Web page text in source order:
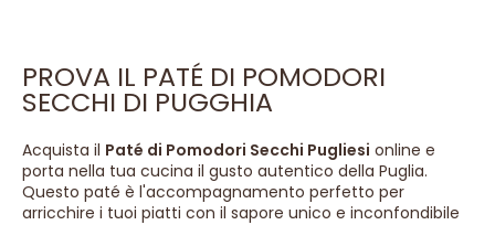
PROVA IL PATÉ DI POMODORI
SECCHI DI PUGGHIA
Acquista il Paté di Pomodori Secchi Pugliesi online e
porta nella tua cucina il gusto autentico della Puglia.
Questo paté è l'accompagnamento perfetto per
arricchire i tuoi piatti con il sapore unico e inconfondibile